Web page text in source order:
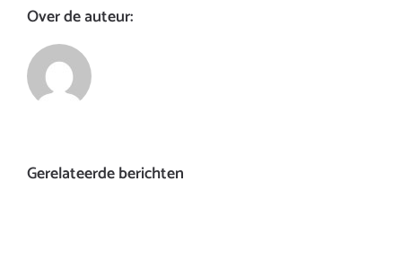
Over de auteur:
Gerelateerde berichten